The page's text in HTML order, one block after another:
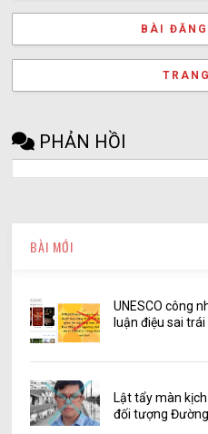
BÀI ĐĂNG
PHẢN HỒI
BÀI MỚI
UNESCO công
luận điệu sai
Lật tẩy màn
đối tượng